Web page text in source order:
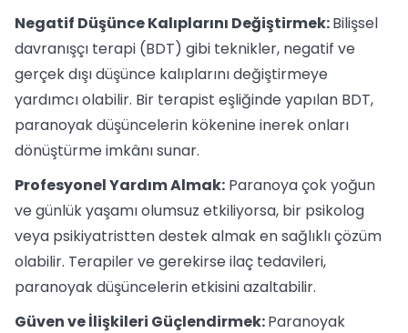
Negatif Düşünce Kalıplarını Değiştirmek:Bilişsel
davranışçı terapi (BDT) gibi teknikler, negatif ve
gerçek dışı düşünce kalıplarını değiştirmeye
yardımcı olabilir. Bir terapist eşliğinde yapılan BDT,
paranoyak düşüncelerin kökenine inerek onları
dönüştürme imkânı sunar.
Profesyonel Yardım Almak: Paranoya çok yoğun
ve günlük yaşamı olumsuz etkiliyorsa, bir psikolog
veya psikiyatristten destek almak en sağlıklı çözüm
olabilir. Terapiler ve gerekirse ilaç tedavileri,
paranoyak düşüncelerin etkisini azaltabilir.
Güven ve İlişkileri Güçlendirmek:Paranoyak